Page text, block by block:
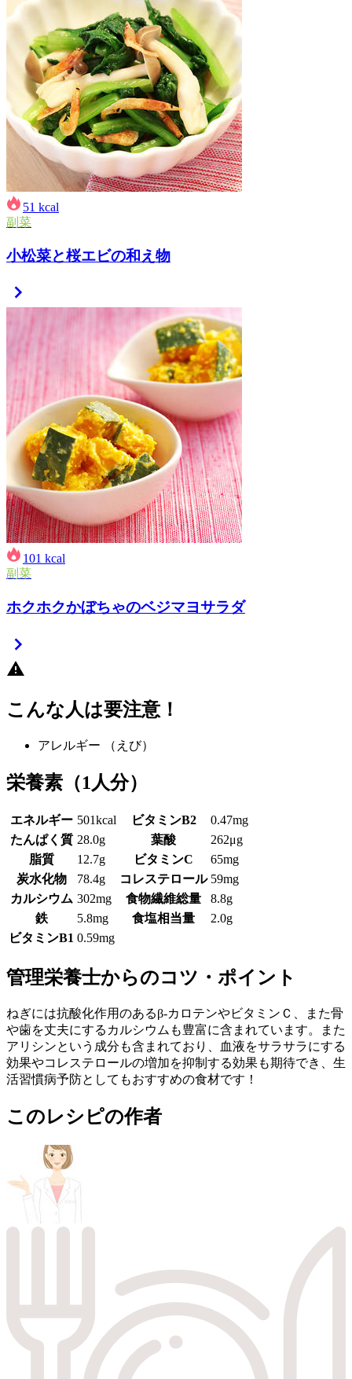
51 kcal
副菜
小松菜と桜エビの和え物
101 kcal
副菜
ホクホクかぼちゃのベジマヨサラダ
こんな人は要注意！
アレルギー （えび）
栄養素 （1人分）
エネルギー 501kcal ビタミンB2
0.47mg
たんぱく質 28.0g 葉酸
262μg
脂質
12.7g ビタミンC
65mg
炭水化物
78.4g コレステロール 59mg
カルシウム 302mg 食物繊維総量
8.8g
鉄
5.8mg 食塩相当量
2.0g
ビタミンB1 0.59mg
管理栄養士からのコツ・ポイント
ねぎには抗酸化作用のあるβ-カロテンやビタミンＣ、また骨
や歯を丈夫にするカルシウムも豊富に含まれています。また
アリシンという成分も含まれており、血液をサラサラにする
効果やコレステロールの増加を抑制する効果も期待でき、生
活習慣病予防としてもおすすめの食材です！
このレシピの作者